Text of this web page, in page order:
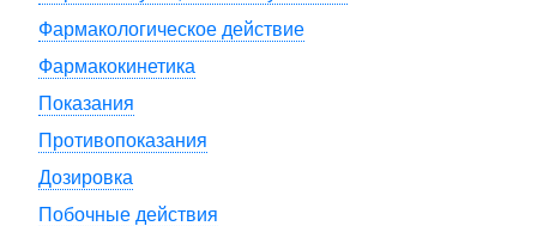
Фармакологическое действие
Фармакокинетика
Показания
Противопоказания
Дозировка
Побочные действия